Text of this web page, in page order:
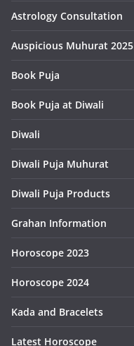
Astrology Consultation
Auspicious Muhurat 2025
Book Puja
Book Puja at Diwali
Diwali
Diwali Puja Muhurat
Diwali Puja Products
Grahan Information
Horoscope 2023
Horoscope 2024
Kada and Bracelets
Latest Horoscope